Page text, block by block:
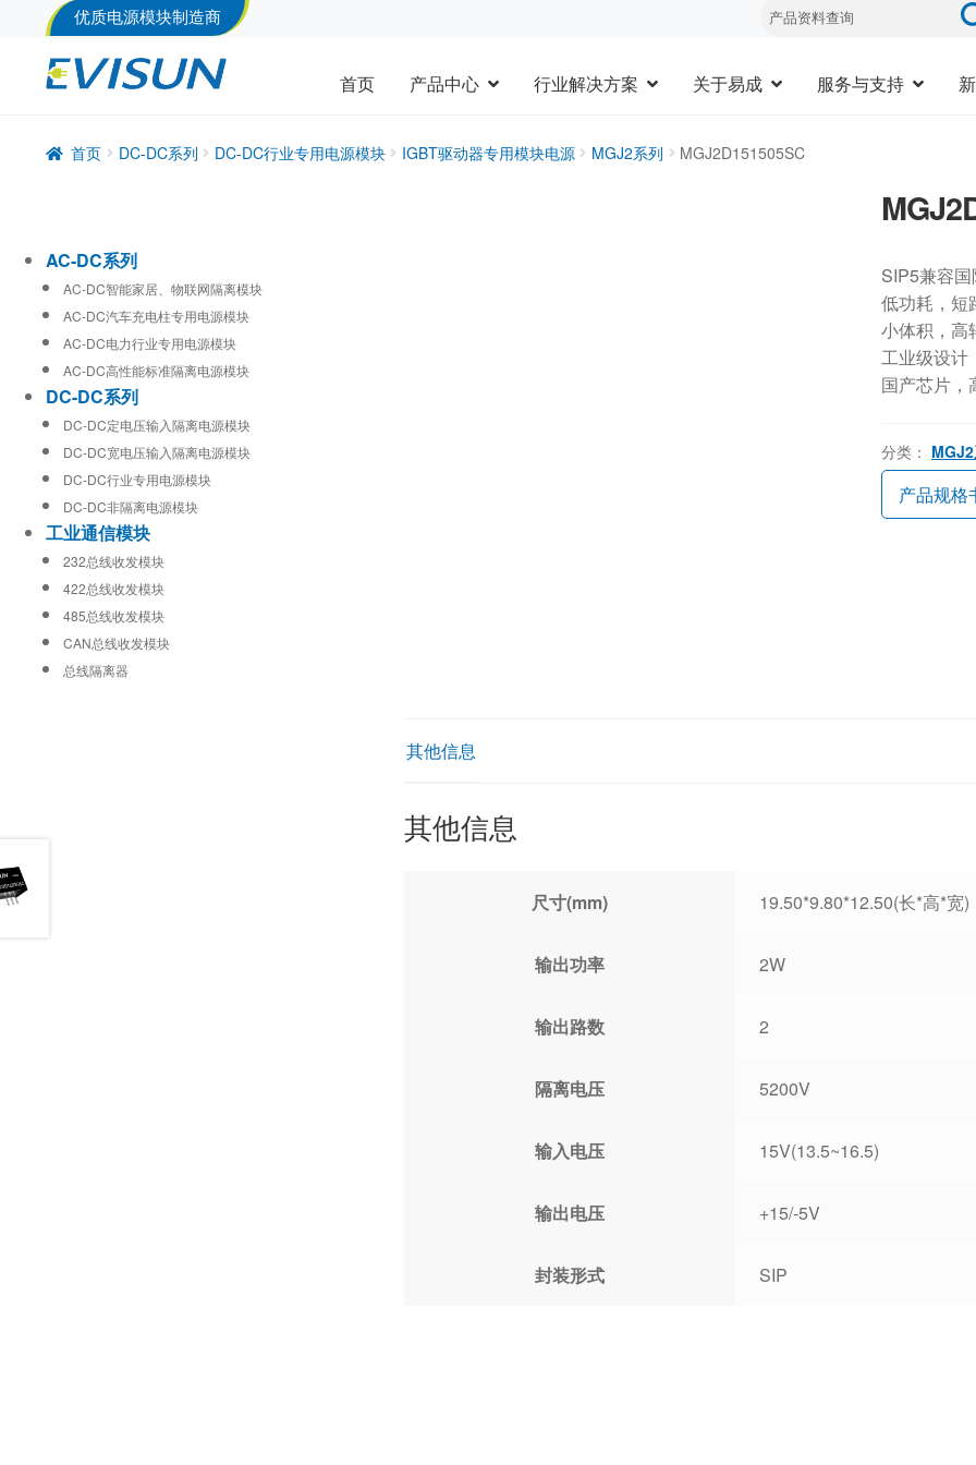
优质电源模块制造商
首页 产品中心 行业解决方案 关于易成 服务与支持
首页 DC-DC系列 DC-DC行业专用电源模块 IGBT驱动器专用模块电源 MGJ2系列 MGJ2D151505SC
SIP5兼容
低功耗，短
小体积，高
工业级设计
国产芯片，
分类：
产品规格
其他信息
其他信息
尺寸(mm) 19.50*9.80*12.50(长*高*宽)
输出功率 2W
输出路数 2
隔离电压 5200V
输入电压 15V(13.5~16.5)
输出电压 +15/-5V
封装形式 SIP
AC-DC系列
AC-DC智能家居、物联网隔离模块
AC-DC汽车充电柱专用电源模块
AC-DC电力行业专用电源模块
AC-DC高性能标准隔离电源模块
DC-DC系列
DC-DC定电压输入隔离电源模块
DC-DC宽电压输入隔离电源模块
DC-DC行业专用电源模块
DC-DC非隔离电源模块
工业通信模块
232总线收发模块
422总线收发模块
485总线收发模块
CAN总线收发模块
总线隔离器